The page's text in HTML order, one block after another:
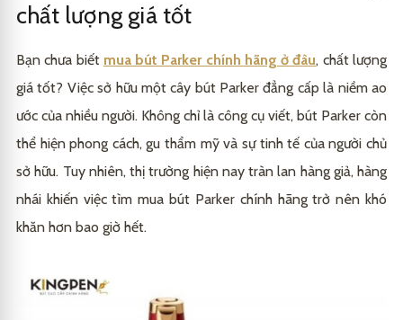
chất lượng giá tốt
Bạn chưa biết mua bút Parker chính hãng ở đâu, chất lượng
giá tốt? Việc sở hữu một cây bút Parker đẳng cấp là niềm ao
ước của nhiều người. Không chỉ là công cụ viết, bút Parker còn
thể hiện phong cách, gu thẩm mỹ và sự tinh tế của người chủ
sở hữu. Tuy nhiên, thị trường hiện nay tràn lan hàng giả, hàng
nhái khiến việc tìm mua bút Parker chính hãng trở nên khó
khăn hơn bao giờ hết.